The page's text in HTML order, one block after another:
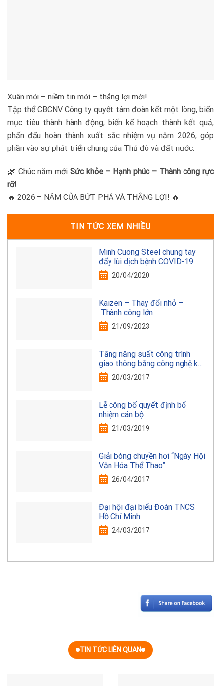
TIN TỨC XEM NHIỀU
Minh Cuong Steel chung tay
đẩy lùi dịch bệnh COVID-19
20/04/2020
Kaizen – Thay đổi nhỏ –
Thành công lớn
21/09/2023
Tăng năng suất công trình
giao thông bằng công nghệ kết
cấu thép
20/03/2017
Lễ công bố quyết định bổ
nhiệm cán bộ
21/03/2019
Giải bóng chuyền hơi “Ngày Hội
Văn Hóa Thể Thao”
26/04/2017
Đại hội đại biểu Đoàn TNCS
Hồ Chí Minh
24/03/2017
Xuân mới – niềm tin mới – thắng lợi mới!
Tập thể CBCNV Công ty quyết tâm đoàn kết một lòng, biến
mục tiêu thành hành động, biến kế hoạch thành kết quả,
phấn đấu hoàn thành xuất sắc nhiệm vụ năm 2026, góp
phần vào sự phát triển chung của Thủ đô và đất nước.
🌿 Chúc năm mới Sức khỏe – Hạnh phúc – Thành công rực
rỡ!
🔥 2026 – NĂM CỦA BỨT PHÁ VÀ THẮNG LỢI! 🔥
TIN TỨC LIÊN QUAN